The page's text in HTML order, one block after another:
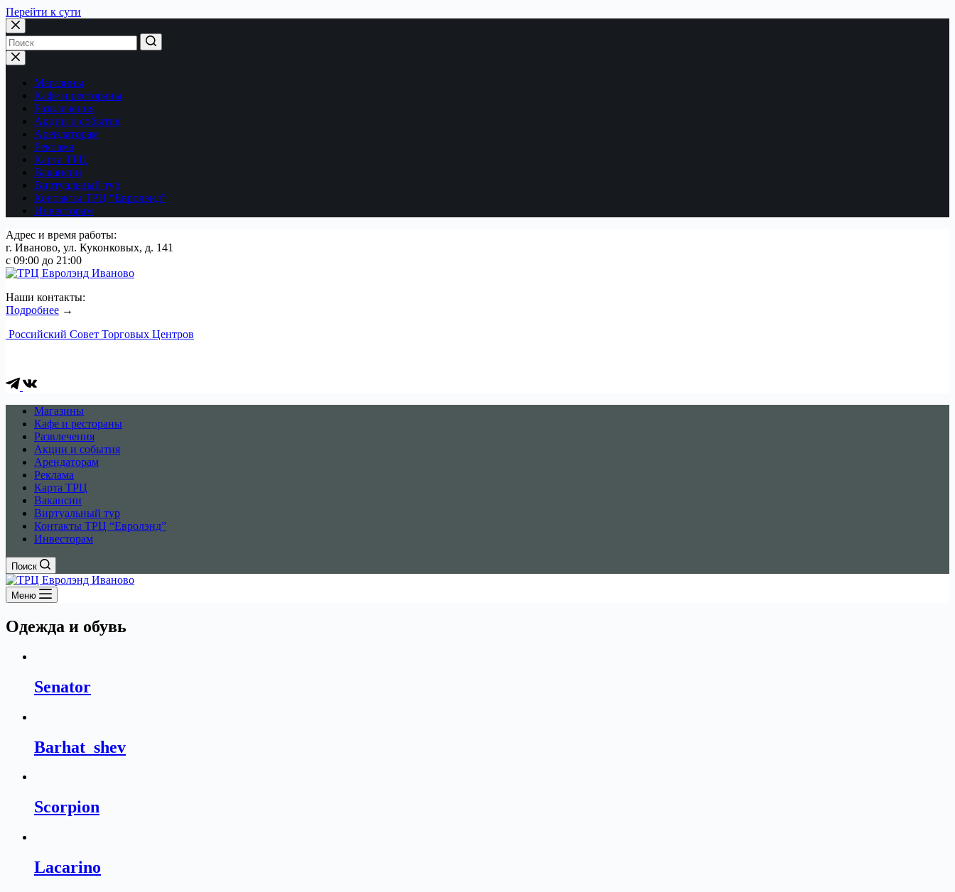
Перейти к сути
Магазины
Кафе и рестораны
Развлечения
Акции и события
Арендаторам
Реклама
Карта ТРЦ
Вакансии
Виртуальный тур
Контакты ТРЦ “Евролэнд”
Инвесторам
Адрес и время работы:
г. Иваново, ул. Куконковых, д. 141
с 09:00 до 21:00
Наши контакты:
Подробнее →
Российский Совет Торговых Центров
Магазины
Кафе и рестораны
Развлечения
Акции и события
Арендаторам
Реклама
Карта ТРЦ
Вакансии
Виртуальный тур
Контакты ТРЦ “Евролэнд”
Инвесторам
Поиск
Меню
Одежда и обувь
Senator
Barhat_shev
Scorpion
Lаcarino